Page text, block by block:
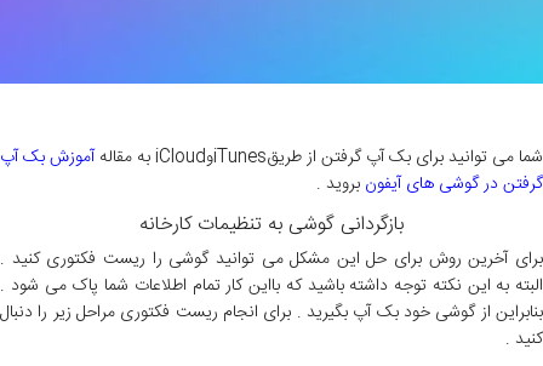
شما می توانید برای بک آپ گرفتن از طریقiTunesوiCloud به مقاله
آموزش بک آپ
گرفتن در گوشی های آیفون بروید .
بازگردانی گوشی به تنظیمات کارخانه
برای آخرین روش برای حل این مشکل می توانید گوشی را ریست فکتوری کنید .
البته به این نکته توجه داشته باشید که بااین کار تمام اطلاعات شما پاک می شود .
بنابراین از گوشی خود بک آپ بگیرید . برای انجام ریست فکتوری مراحل زیر را دنبال
کنید .